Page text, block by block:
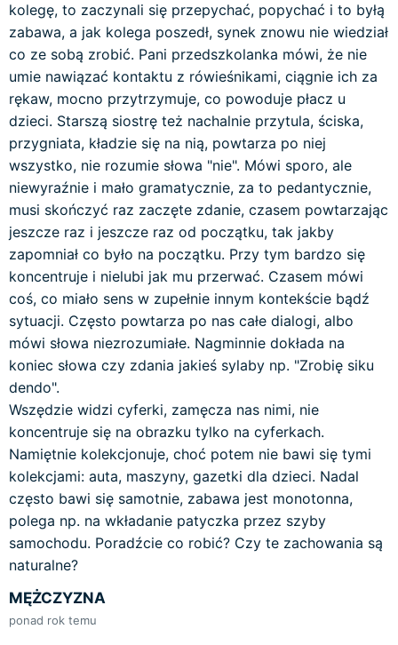
kolegę, to zaczynali się przepychać, popychać i to byłą
zabawa, a jak kolega poszedł, synek znowu nie wiedział
co ze sobą zrobić. Pani przedszkolanka mówi, że nie
umie nawiązać kontaktu z rówieśnikami, ciągnie ich za
rękaw, mocno przytrzymuje, co powoduje płacz u
dzieci. Starszą siostrę też nachalnie przytula, ściska,
przygniata, kładzie się na nią, powtarza po niej
wszystko, nie rozumie słowa "nie". Mówi sporo, ale
niewyraźnie i mało gramatycznie, za to pedantycznie,
musi skończyć raz zaczęte zdanie, czasem powtarzając
jeszcze raz i jeszcze raz od początku, tak jakby
zapomniał co było na początku. Przy tym bardzo się
koncentruje i nielubi jak mu przerwać. Czasem mówi
coś, co miało sens w zupełnie innym kontekście bądź
sytuacji. Często powtarza po nas całe dialogi, albo
mówi słowa niezrozumiałe. Nagminnie dokłada na
koniec słowa czy zdania jakieś sylaby np. "Zrobię siku
dendo".
Wszędzie widzi cyferki, zamęcza nas nimi, nie
koncentruje się na obrazku tylko na cyferkach.
Namiętnie kolekcjonuje, choć potem nie bawi się tymi
kolekcjami: auta, maszyny, gazetki dla dzieci. Nadal
często bawi się samotnie, zabawa jest monotonna,
polega np. na wkładanie patyczka przez szyby
samochodu. Poradźcie co robić? Czy te zachowania są
naturalne?
MĘŻCZYZNA
ponad rok temu